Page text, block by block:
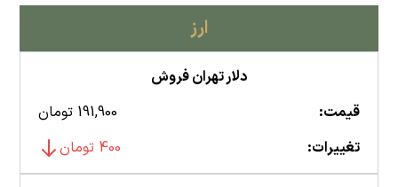
ارز
دلار تهران فروش
قیمت:
191,900 تومان
تغییرات:
400 تومان